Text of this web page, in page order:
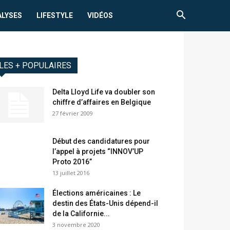
LIFESTYLE VIDÉOS
+ POPULAIRES
Delta Lloyd Life va doubler son
chiffre d’affaires en Belgique
27 février 2009
Début des candidatures pour
l’appel à projets “INNOV’UP
Proto 2016”
13 juillet 2016
Élections américaines : Le
destin des États-Unis dépend-il
de la Californie...
3 novembre 2020